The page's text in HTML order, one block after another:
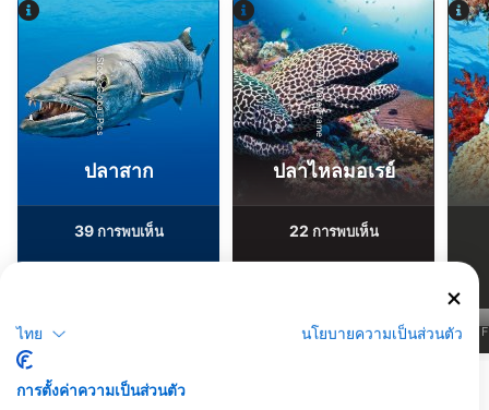
iStock-Global_Pics
ปลาสาก
39การพบเห็น
J F M
Alamy-WaterFrame
ปลาไหลมอเรย์
22 การพบเห็น
A M J J A S O N D F
ไทย นโยบายความเป็นส่วนตัว
การตั้งค่าความเป็นส่วนตัว